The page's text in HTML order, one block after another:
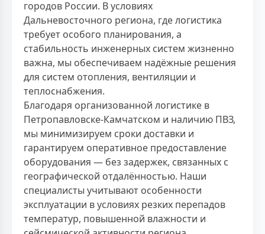
городов России. В условиях
Дальневосточного региона, где логистика
требует особого планирования, а
стабильность инженерных систем жизненно
важна, мы обеспечиваем надёжные решения
для систем отопления, вентиляции и
теплоснабжения.
Благодаря организованной логистике в
Петропавловске-Камчатском и наличию ПВЗ,
мы минимизируем сроки доставки и
гарантируем оперативное предоставление
оборудования — без задержек, связанных с
географической отдалённостью. Наши
специалисты учитывают особенности
эксплуатации в условиях резких перепадов
температур, повышенной влажности и